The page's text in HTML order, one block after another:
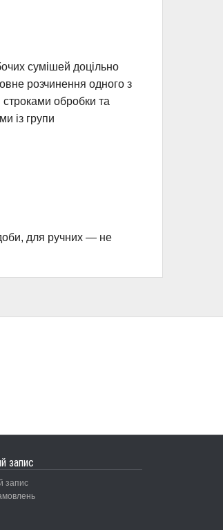
сумішей доцільно
розчинення одного з
обробки та
із групи
для ручних — не
запис
запис